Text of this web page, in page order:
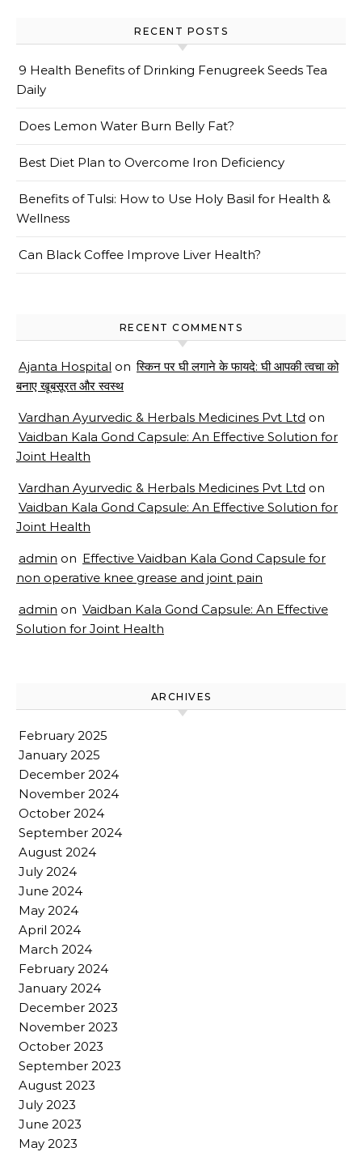
RECENT POSTS
9 Health Benefits of Drinking Fenugreek Seeds Tea
Daily
Does Lemon Water Burn Belly Fat?
Best Diet Plan to Overcome Iron Deficiency
Benefits of Tulsi: How to Use Holy Basil for Health &
Wellness
Can Black Coffee Improve Liver Health?
RECENT COMMENTS
Ajanta Hospital on स्किन पर घी लगाने के फायदे: घी आपकी त्वचा को
बनाए खूबसूरत और स्वस्थ
Vardhan Ayurvedic & Herbals Medicines Pvt Ltd on
Vaidban Kala Gond Capsule: An Effective Solution for
Joint Health
Vardhan Ayurvedic & Herbals Medicines Pvt Ltd on
Vaidban Kala Gond Capsule: An Effective Solution for
Joint Health
admin on Effective Vaidban Kala Gond Capsule for
non operative knee grease and joint pain
admin on Vaidban Kala Gond Capsule: An Effective
Solution for Joint Health
ARCHIVES
February 2025
January 2025
December 2024
November 2024
October 2024
September 2024
August 2024
July 2024
June 2024
May 2024
April 2024
March 2024
February 2024
January 2024
December 2023
November 2023
October 2023
September 2023
August 2023
July 2023
June 2023
May 2023